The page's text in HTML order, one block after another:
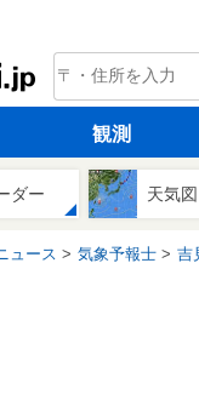
tenki.jp
観測
ダー 天気図
ュース 気象予報士 吉